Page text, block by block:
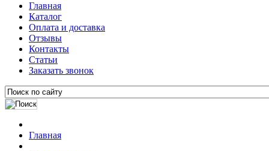
Главная
Каталог
Оплата и доставка
Отзывы
Контакты
Статьи
Заказать звонок
Главная